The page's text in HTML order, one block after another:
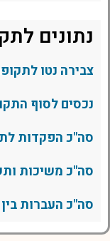
נתונים
צבירה נטו
נכסים לסוף
סה"כ הפקדות
סה"כ משיכות
סה"כ העברות